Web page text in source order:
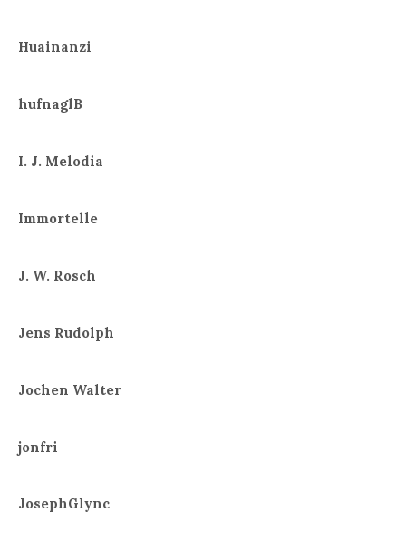
Huainanzi
hufnaglB
I. J. Melodia
Immortelle
J. W. Rosch
Jens Rudolph
Jochen Walter
jonfri
JosephGlync